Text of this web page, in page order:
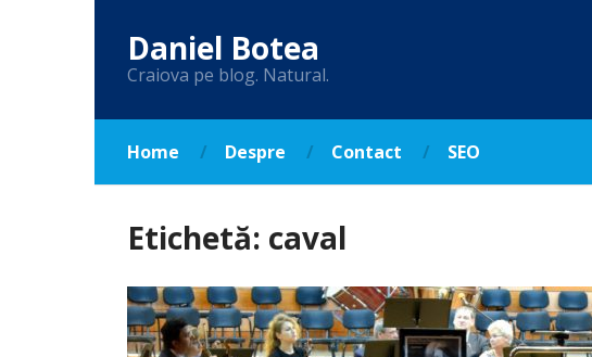
Daniel Botea
Craiova pe blog. Natural.
Home Despre Contact SEO
Etichetă: caval